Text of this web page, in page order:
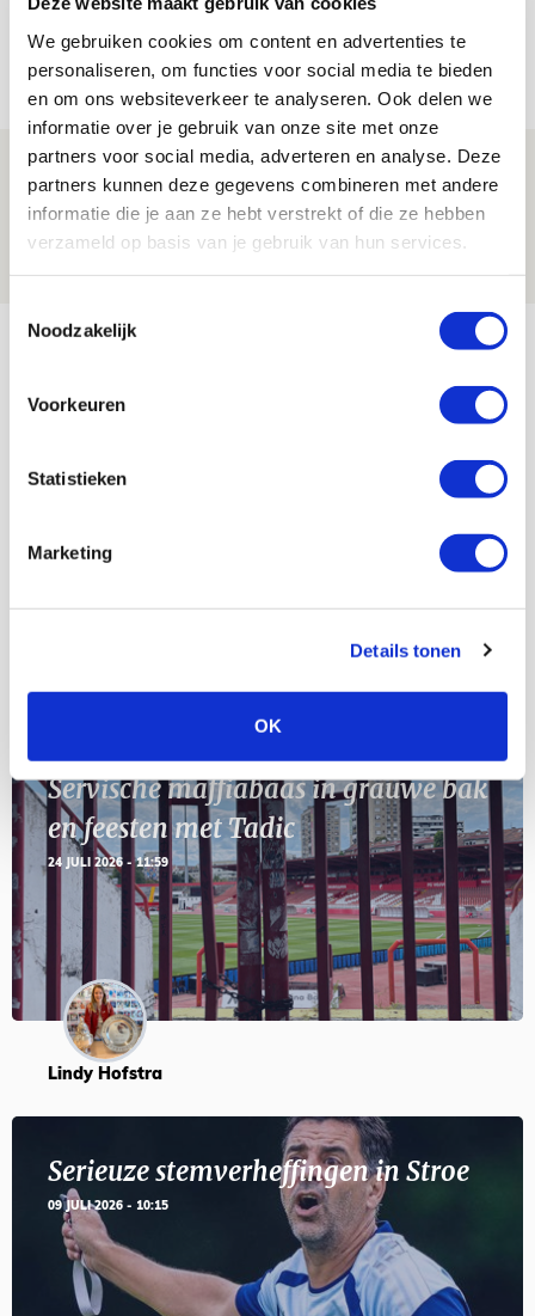
We gebruiken cookies om content en advertenties te
personaliseren, om functies voor social media te bieden
en om ons websiteverkeer te analyseren. Ook delen we
informatie over je gebruik van onze site met onze
partners voor social media, adverteren en analyse. Deze
partners kunnen deze gegevens combineren met andere
informatie die je aan ze hebt verstrekt of die ze hebben
verzameld op basis van je gebruik van hun services.
Noodzakelijk
Voorkeuren
Statistieken
Marketing
Details tonen
OK
Shelbourne?
05 AUGUSTUS 2026 - 15:35
NIEUWS
Laatste Kaarten Actie Ajax - sc
Heerenveen [UITVERKOCHT]
05 AUGUSTUS 2026 - 15:00
Bekijk meer
AUG
11
Servische maffiabaas in grauwe bak
en feesten met Tadic
24 JULI 2026 - 11:59
Lindy Hofstra
Serieuze stemverheffingen in Stroe
09 JULI 2026 - 10:15